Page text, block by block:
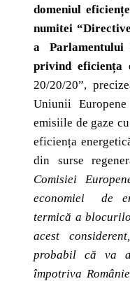
domeniul
numitei
a
privind eficiența
20/20/20”,
Uniunii
emisiile de gaze
eficiența
din surse
Comisiei
economiei de
termică a
acest
probabil că va
împotriva